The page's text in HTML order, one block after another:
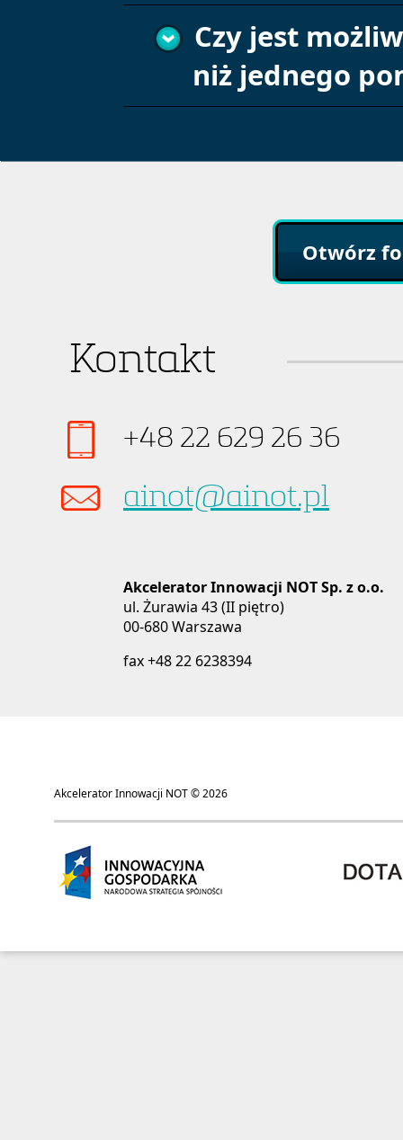
Czy jest
niż jednego
Otwórz
Kontakt
+48 22 629 26 36
ainot@ainot.pl
Akcelerator Innowacji NOT Sp. z o.o.
ul. Żurawia 43 (II piętro)
00-680 Warszawa
fax +48 22 6238394
Akcelerator Innowacji NOT © 2026